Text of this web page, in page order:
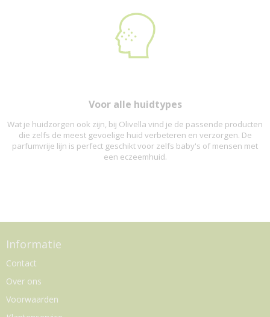
Voor alle huidtypes
Wat je huidzorgen ook zijn, bij Olivella vind je de passende producten
die zelfs de meest gevoelige huid verbeteren en verzorgen. De
parfumvrije lijn is perfect geschikt voor zelfs baby's of mensen met
een eczeemhuid.
Informatie
Contact
Over ons
Voorwaarden